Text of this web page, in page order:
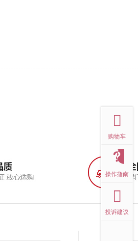
购物车
操作指南
投诉建议